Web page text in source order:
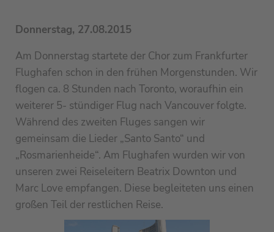
Donnerstag, 27.08.2015
Am Donnerstag startete der Chor zum Frankfurter
Flughafen schon in den frühen Morgenstunden. Wir
flogen ca. 8 Stunden nach Toronto, woraufhin ein
weiterer 5- stündiger Flug nach Vancouver folgte.
Während des zweiten Fluges sangen wir
gemeinsam die Lieder „Santo Santo“ und
„Rosmarienheide“. Am Flughafen wurden wir von
unseren zwei Reiseleitern Beatrix Downton und
Marc Love empfangen. Diese begleiteten uns einen
großen Teil der restlichen Reise.